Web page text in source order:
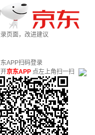
页面，改进建议
APP扫码登录
京东APP 点左上角扫一扫